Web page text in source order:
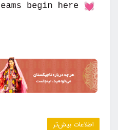
اطلاعات بیش‌تر